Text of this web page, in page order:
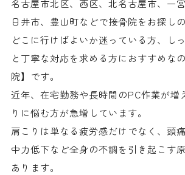
名古屋市北区、西区、北名古屋市、一
日井市、豊山町などで接骨院をお探し
どこに行けばよいか迷っている方、し
と丁寧な対応を求める方におすすめな
院】です。
近年、在宅勤務や長時間のPC作業が増
りに悩む方が急増しています。
肩こりは単なる疲労感だけでなく、頭
中力低下など全身の不調を引き起こす
あります。